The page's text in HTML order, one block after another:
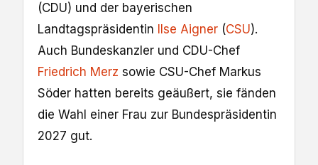
(CDU) und der bayerischen
Landtagspräsidentin
Ilse Aigner (CSU).
Auch Bundeskanzler und CDU-Chef
Friedrich Merz sowie CSU-Chef Markus
Söder hatten bereits geäußert, sie fänden
die Wahl einer Frau zur Bundespräsidentin
2027 gut.